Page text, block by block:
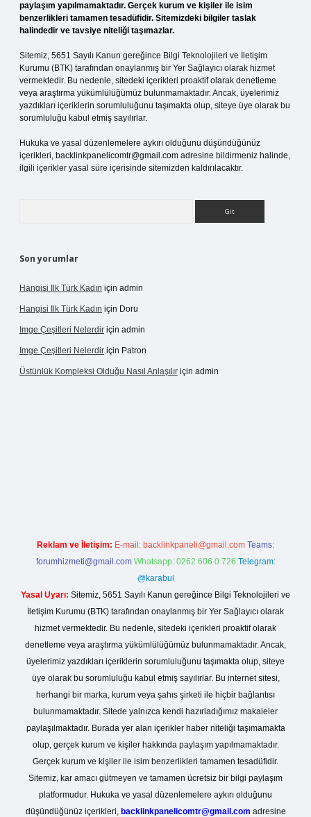
paylaşım yapılmamaktadır. Gerçek kurum ve kişiler ile isim
benzerlikleri tamamen tesadüfidir. Sitemizdeki bilgiler taslak
halindedir ve tavsiye niteliği taşımazlar.
Sitemiz, 5651 Sayılı Kanun gereğince Bilgi Teknolojileri ve İletişim
Kurumu (BTK) tarafından onaylanmış bir Yer Sağlayıcı olarak hizmet
vermektedir. Bu nedenle, sitedeki içerikleri proaktif olarak denetleme
veya araştırma yükümlülüğümüz bulunmamaktadır. Ancak, üyelerimiz
yazdıkları içeriklerin sorumluluğunu taşımakta olup, siteye üye olarak bu
sorumluluğu kabul etmiş sayılırlar.
Hukuka ve yasal düzenlemelere aykırı olduğunu düşündüğünüz
içerikleri, backlinkpanelicomtr@gmail.com adresine bildirmeniz halinde,
ilgili içerikler yasal süre içerisinde sitemizden kaldırılacaktır.
Son yorumlar
Hangisi Ilk Türk Kadın için admin
Hangisi Ilk Türk Kadın için Doru
Imge Çeşitleri Nelerdir için admin
Imge Çeşitleri Nelerdir için Patron
Üstünlük Kompleksi Olduğu Nasıl Anlaşılır için admin
Reklam ve İletişim: E-mail: backlinkpaneli@gmail.com Teams:
forumhizmeti@gmail.com Whatsapp: 0262 606 0 726 Telegram:
@karabul
Yasal Uyarı: Sitemiz, 5651 Sayılı Kanun gereğince Bilgi Teknolojileri ve
İletişim Kurumu (BTK) tarafından onaylanmış bir Yer Sağlayıcı olarak
hizmet vermektedir. Bu nedenle, sitedeki içerikleri proaktif olarak
denetleme veya araştırma yükümlülüğümüz bulunmamaktadır. Ancak,
üyelerimiz yazdıkları içeriklerin sorumluluğunu taşımakta olup, siteye
üye olarak bu sorumluluğu kabul etmiş sayılırlar. Bu internet sitesi,
herhangi bir marka, kurum veya şahıs şirketi ile hiçbir bağlantısı
bulunmamaktadır. Sitede yalnızca kendi hazırladığımız makaleler
paylaşılmaktadır. Burada yer alan içerikler haber niteliği taşımamakta
olup, gerçek kurum ve kişiler hakkında paylaşım yapılmamaktadır.
Gerçek kurum ve kişiler ile isim benzerlikleri tamamen tesadüfidir.
Sitemiz, kar amacı gütmeyen ve tamamen ücretsiz bir bilgi paylaşım
platformudur. Hukuka ve yasal düzenlemelere aykırı olduğunu
düşündüğünüz içerikleri, backlinkpanelicomtr@gmail.com adresine